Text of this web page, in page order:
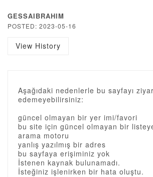
GESSAIBRAHIM
POSTED: 2023-05-16
View History
Aşağıdaki nedenlerle bu sayfayı
edemeyebilirsiniz:
güncel olmayan bir yer imi/favori
bu site için güncel olmayan bir
arama motoru
yanlış yazılmış bir adres
bu sayfaya erişiminiz yok
İstenen kaynak bulunamadı.
İsteğiniz işlenirken bir hata oluştu.